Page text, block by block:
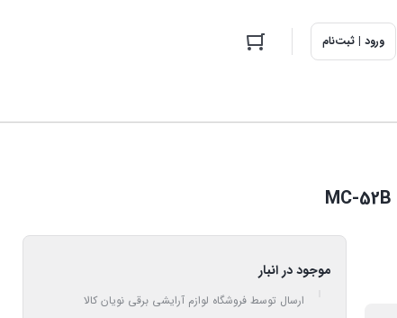
ورود | ثبت‌نام
موجود در انبار
ارسال توسط فروشگاه لوازم آرایشی برقی نویان کالا